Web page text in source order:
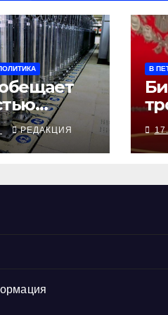
в
раз
РЕДАКЦИЯ
В